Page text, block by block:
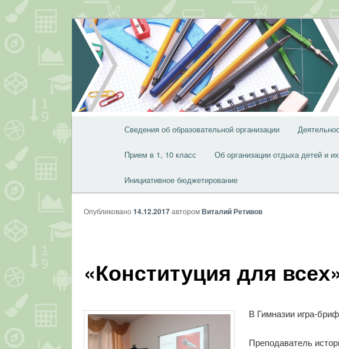
Перейти
к
основному
содержимому
Сведения об образовательной организации
Прием в 1, 10 класс Об организации отдыха детей и
Инициативное бюджетирование
«Конституция для
Опубликовано 14.12.2017авторомВиталий Ретивов
В Гимназии игра-
Преподаватель